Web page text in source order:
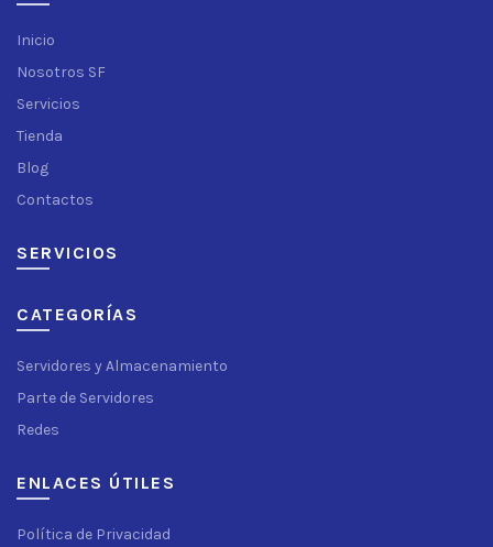
Inicio
Nosotros SF
Servicios
Tienda
Blog
Contactos
SERVICIOS
CATEGORÍAS
Servidores y Almacenamiento
Parte de Servidores
Redes
ENLACES ÚTILES
Política de Privacidad